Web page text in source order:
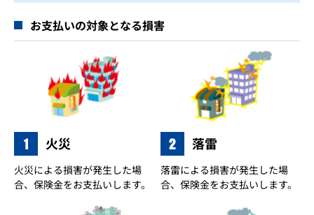
お支払いの対象となる損害
1 火災
火災による損害が発生した場
合、保険金をお支払いします。
2 落雷
落雷による損害が発生した場
合、保険金をお支払いします。